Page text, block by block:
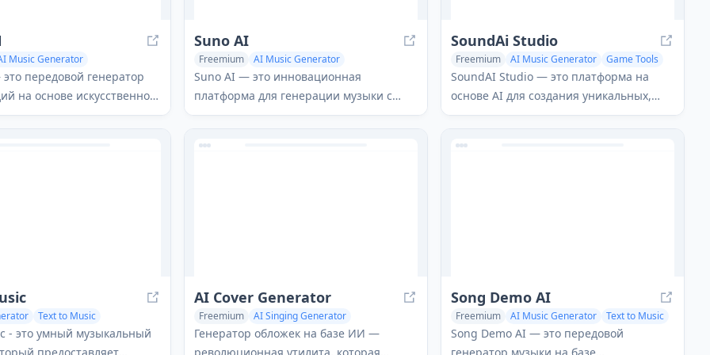
Music Generator
AI Lyrics Generator
передовой генератор
на основе искусственного
который создает
композиции на основе
Suno AI
Freemium
AI Music Generator
AI Lyrics Generator
AI Singing Generator
Suno AI — это инновационная
платформа для генерации музыки с
помощью ИИ, которая превращает
оригинальные песни с вокалами и
SoundAi Studio
Freemium AI Music Generator
Game Tools
AI Voice Assistants
SoundAI Studio — это платформа на
основе AI для создания уникальных,
высококачественных звуковых
секунды.
Text to Music
- это умный музыкальный
AI Cover Generator
Freemium
AI Singing Generator
AI Music Generator
AI Voice Cloning
Генератор обложек на базе ИИ —
Song Demo AI
Freemium AI Music Generator
Text to Music
AI Lyrics Generator
Song Demo AI — это передовой